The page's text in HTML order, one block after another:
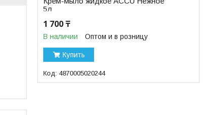
5л
1 700 ₸
В наличии Оптом и в розницу
Купить
4870005020244